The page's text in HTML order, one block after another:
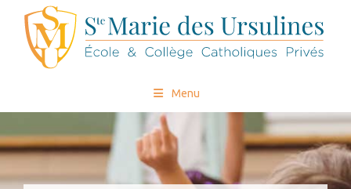
Menu